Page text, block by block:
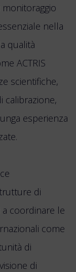
nella
qualità
ACTRIS
scientifiche,
calibrazione,
esperienza
di
a coordinare le
come
di
di